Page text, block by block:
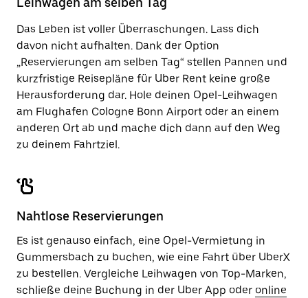
zu
Das Leben ist voller Überraschungen. Lass dich
davon nicht aufhalten. Dank der Option
„Reservierungen am selben Tag“ stellen Pannen und
kurzfristige Reisepläne für Uber Rent keine große
Herausforderung dar. Hole deinen Opel-Leihwagen
am Flughafen Cologne Bonn Airport oder an einem
anderen Ort ab und mache dich dann auf den Weg
zu deinem Fahrtziel.
Nahtlose Reservierungen
Es ist genauso einfach, eine Opel-Vermietung in
Gummersbach zu buchen, wie eine Fahrt über UberX
zu bestellen. Vergleiche Leihwagen von Top-Marken,
schließe deine Buchung in der Uber App oder online